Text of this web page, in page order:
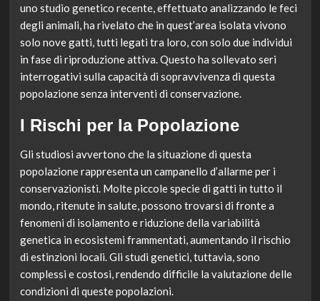
uno studio genetico recente, effettuato analizzando le feci
degli animali, ha rivelato che in quest’area isolata vivono
solo nove gatti, tutti legati tra loro, con solo due individui
in fase di riproduzione attiva. Questo ha sollevato seri
interrogativi sulla capacità di sopravvivenza di questa
popolazione senza interventi di conservazione.
I Rischi per la Popolazione
Gli studiosi avvertono che la situazione di questa
popolazione rappresenta un campanello d’allarme per i
conservazionisti. Molte piccole specie di gatti in tutto il
mondo, ritenute in salute, possono trovarsi di fronte a
fenomeni di isolamento e riduzione della variabilità
genetica in ecosistemi frammentati, aumentando il rischio
di estinzioni locali. Gli studi genetici, tuttavia, sono
complessi e costosi, rendendo difficile la valutazione delle
condizioni di queste popolazioni.